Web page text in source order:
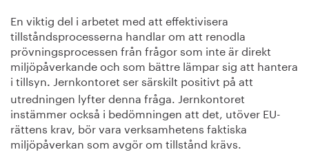
En viktig del i arbetet med att effektivisera
tillståndsprocesserna handlar om att renodla
prövningsprocessen från frågor som inte är direkt
miljöpåverkande och som bättre lämpar sig att hantera
i tillsyn. Jernkontoret ser särskilt positivt på att
utredningen lyfter denna fråga. Jernkontoret
instämmer också i bedömningen att det, utöver EU-
rättens krav, bör vara verksamhetens faktiska
miljöpåverkan som avgör om tillstånd krävs.